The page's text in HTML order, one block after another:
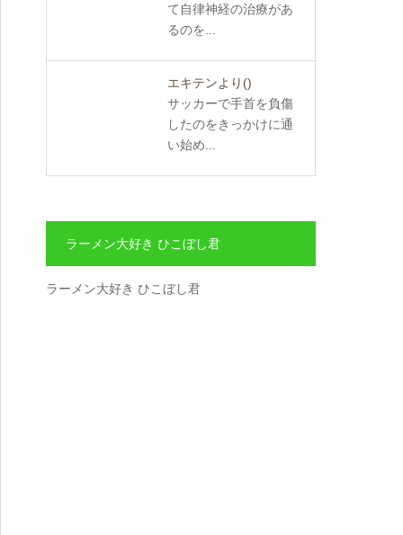
て自律神経の治療があ
るのを...
エキテンより ()
サッカーで手首を負傷
したのをきっかけに通
い始め...
ラーメン大好き ひこぼし君
ラーメン大好き ひこぼし君